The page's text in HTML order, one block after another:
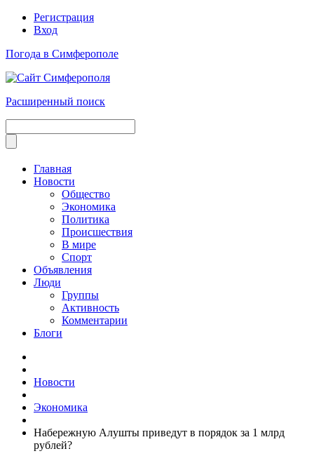
Регистрация
Вход
Погода в Симферополе
Расширенный поиск
Главная
Новости
Общество
Экономика
Политика
Происшествия
В мире
Спорт
Объявления
Люди
Группы
Активность
Комментарии
Блоги
Новости
Экономика
Набережную Алушты приведут в порядок за 1 млрд
рублей?